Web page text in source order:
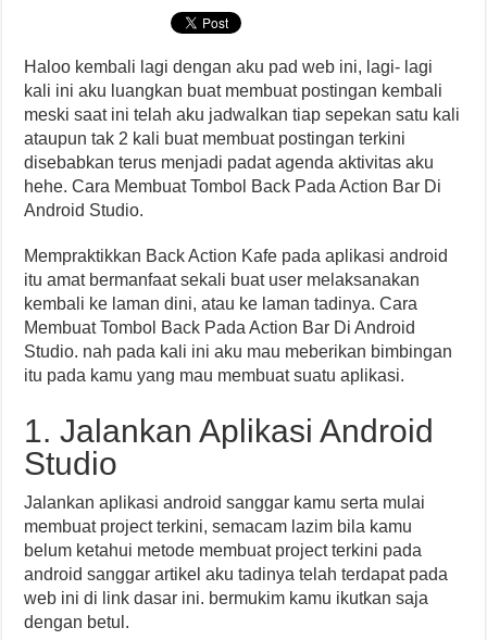
Haloo kembali lagi dengan aku pad web ini, lagi- lagi
kali ini aku luangkan buat membuat postingan kembali
meski saat ini telah aku jadwalkan tiap sepekan satu kali
ataupun tak 2 kali buat membuat postingan terkini
disebabkan terus menjadi padat agenda aktivitas aku
hehe. Cara Membuat Tombol Back Pada Action Bar Di
Android Studio.
Mempraktikkan Back Action Kafe pada aplikasi android
itu amat bermanfaat sekali buat user melaksanakan
kembali ke laman dini, atau ke laman tadinya. Cara
Membuat Tombol Back Pada Action Bar Di Android
Studio. nah pada kali ini aku mau meberikan bimbingan
itu pada kamu yang mau membuat suatu aplikasi.
1. Jalankan Aplikasi Android
Studio
Jalankan aplikasi android sanggar kamu serta mulai
membuat project terkini, semacam lazim bila kamu
belum ketahui metode membuat project terkini pada
android sanggar artikel aku tadinya telah terdapat pada
web ini di link dasar ini. bermukim kamu ikutkan saja
dengan betul.